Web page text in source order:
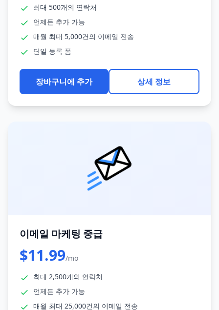
최대 500개의 연락처
언제든 추가 가능
매월 최대 5,000건의 이메일 전송
단일 등록 폼
장바구니에 추가 상세 정보
이메일 마케팅 중급
$11.99/mo
최대 2,500개의 연락처
언제든 추가 가능
매월 최대 25,000건의 이메일 전송